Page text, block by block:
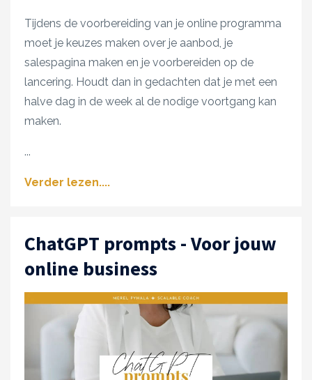
Tijdens de voorbereiding van je online programma
moet je keuzes maken over je aanbod, je
salespagina maken en je voorbereiden op de
lancering. Houdt dan in gedachten dat je met een
halve dag in de week al de nodige voortgang kan
maken.
...
Verder lezen....
ChatGPT prompts - Voor jouw
online business